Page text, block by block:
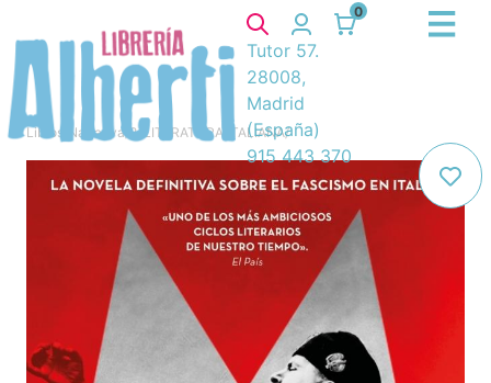
0
Tutor 57.
28008,
Madrid
(España)
915 443 370
Libros Narrativa/ 8. LITERATURA ITALIANA/